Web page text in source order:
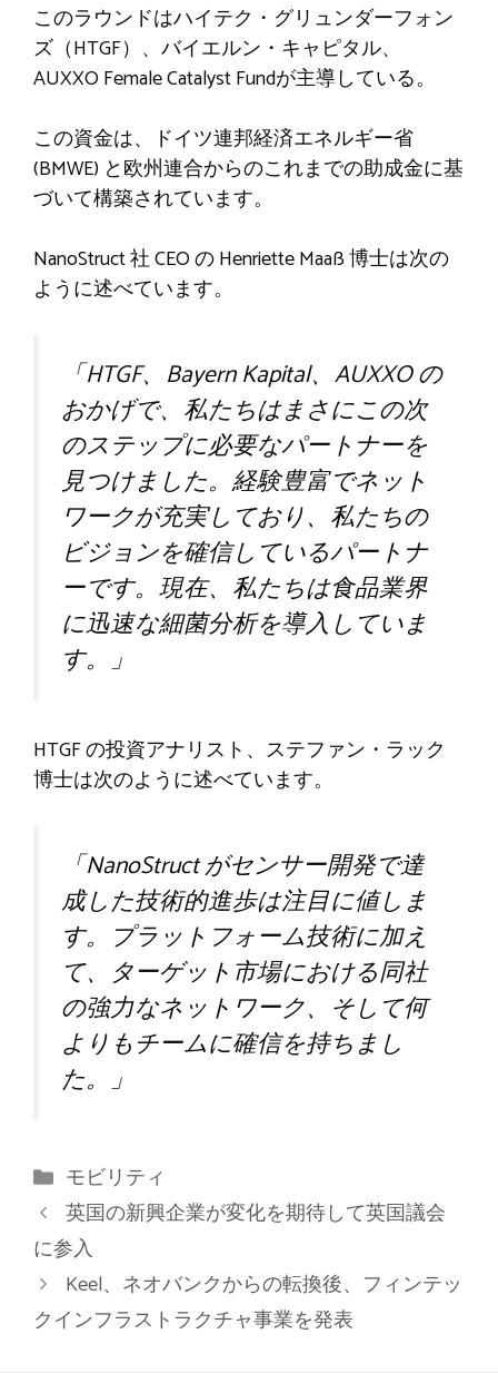
このラウンドはハイテク・グリュンダーフォン
ズ（HTGF）、バイエルン・キャピタル、
AUXXO Female Catalyst Fundが主導している。
この資金は、ドイツ連邦経済エネルギー省
(BMWE) と欧州連合からのこれまでの助成金に基
づいて構築されています。
NanoStruct 社 CEO の Henriette Maaß 博士は次の
ように述べています。
「HTGF、Bayern Kapital、AUXXO の
おかげで、私たちはまさにこの次
のステップに必要なパートナーを
見つけました。経験豊富でネット
ワークが充実しており、私たちの
ビジョンを確信しているパートナ
ーです。現在、私たちは食品業界
に迅速な細菌分析を導入していま
す。」
HTGF の投資アナリスト、ステファン・ラック
博士は次のように述べています。
「NanoStruct がセンサー開発で達
成した技術的進歩は注目に値しま
す。プラットフォーム技術に加え
て、ターゲット市場における同社
の強力なネットワーク、そして何
よりもチームに確信を持ちまし
た。」
カ
テ
ゴ
リ
ー
モビリティ
英国の新興企業が変化を期待して英国議会
に参入
Keel、ネオバンクからの転換後、フィンテッ
クインフラストラクチャ事業を発表